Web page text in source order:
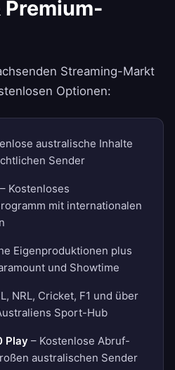
Premium-
Streaming-Markt
Optionen:
australische Inhalte
Sender
– Kostenloses
mit internationalen
Eigenproduktionen plus
und Showtime
NRL, Cricket, F1 und über
Sport-Hub
Play – Kostenlose Abruf-
australischen Sender